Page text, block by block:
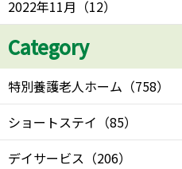
2022年11月 （12）
Category
特別養護老人ホーム （758）
ショートステイ （85）
デイサービス （206）